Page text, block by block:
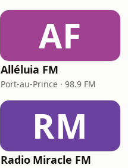
AF
Alléluia FM
Port-au-Prince · 98.9 FM
RM
Radio Miracle FM